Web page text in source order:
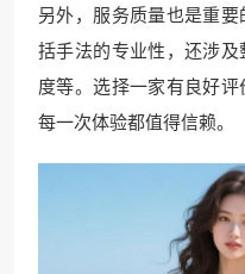
另外，服务质量也是重
括手法的专业性，还涉
度等。选择一家有良好
每一次体验都值得信赖。